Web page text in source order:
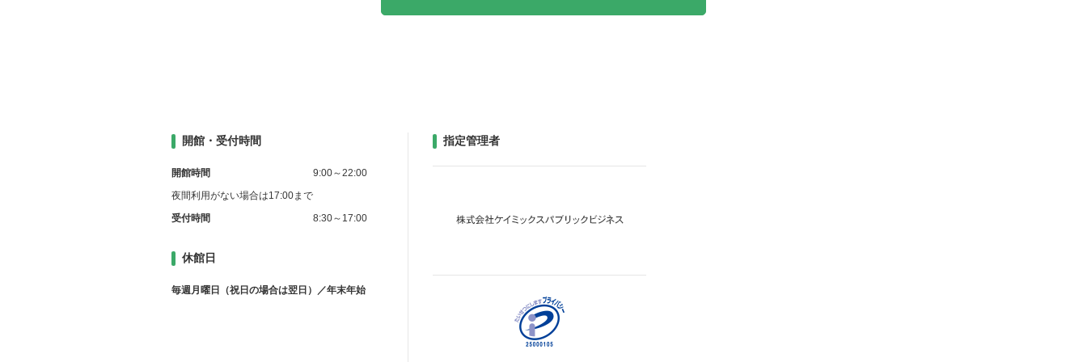
開館・受付時間
開館時間
9:00～22:00
夜間利用がない場合は17:00まで
受付時間
8:30～17:00
休館日
毎週月曜日（祝日の場合は翌日）／年末年始
指定管理者